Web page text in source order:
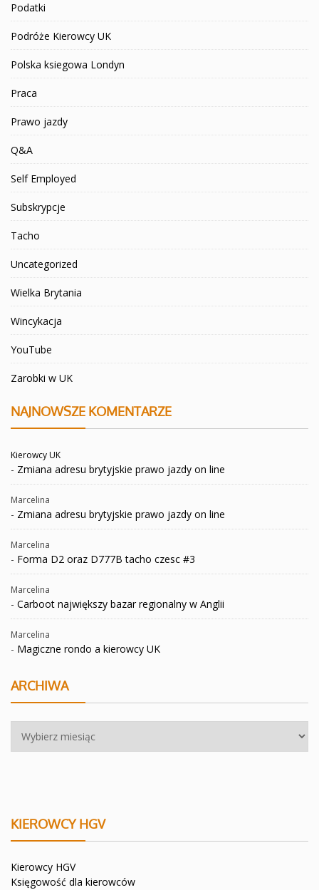
Podatki
Podróże Kierowcy UK
Polska ksiegowa Londyn
Praca
Prawo jazdy
Q&A
Self Employed
Subskrypcje
Tacho
Uncategorized
Wielka Brytania
Wincykacja
YouTube
Zarobki w UK
NAJNOWSZE KOMENTARZE
Kierowcy UK
- Zmiana adresu brytyjskie prawo jazdy on line
Marcelina
- Zmiana adresu brytyjskie prawo jazdy on line
Marcelina
- Forma D2 oraz D777B tacho czesc #3
Marcelina
- Carboot największy bazar regionalny w Anglii
Marcelina
- Magiczne rondo a kierowcy UK
ARCHIWA
KIEROWCY HGV
Kierowcy HGV
Księgowość dla kierowców